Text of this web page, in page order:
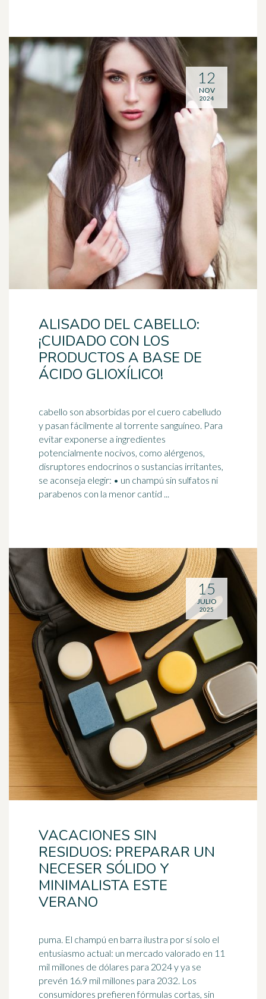
ALISADO DEL CABELLO:
¡CUIDADO CON LOS
PRODUCTOS A BASE DE
ÁCIDO GLIOXÍLICO!
cabello son absorbidas por el cuero cabelludo
y pasan fácilmente al torrente sanguíneo. Para
evitar exponerse a ingredientes
potencialmente nocivos, como alérgenos,
disruptores endocrinos o sustancias irritantes,
se aconseja elegir: • un champú sin sulfatos ni
parabenos con la menor cantid ...
12
NOV
2024
VACACIONES SIN
RESIDUOS: PREPARAR UN
NECESER SÓLIDO Y
MINIMALISTA ESTE
VERANO
puma. El champú en barra ilustra por sí solo el
entusiasmo actual: un mercado valorado en 11
mil millones de dólares para 2024 y ya se
prevén 16.9 mil millones para 2032. Los
consumidores prefieren fórmulas cortas, sin
15
JULIO
2025